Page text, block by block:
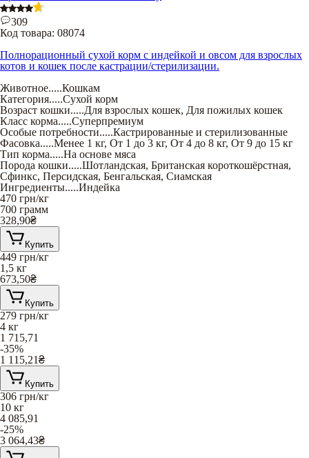
309
Код товара: 08074
Полнорационный сухой корм с индейкой и овсом для взрослых
котов и кошек после кастрации/стерилизации.
Животное.....Кошкам
Категория.....Сухой корм
Возраст кошки.....Для взрослых кошек, Для пожилых кошек
Класс корма.....Суперпремиум
Особые потребности.....Кастрированные и стерилизованные
Фасовка.....Менее 1 кг, От 1 до 3 кг, От 4 до 8 кг, От 9 до 15 кг
Тип корма.....На основе мяса
Порода кошки.....Шотландская, Британская короткошёрстная,
Сфинкс, Персидская, Бенгальская, Сиамская
Ингредиенты.....Индейка
470 грн/кг
700 грамм
328,90₴
Купить
449 грн/кг
1,5 кг
673,50₴
Купить
279 грн/кг
4 кг
1 715,71
-35%
1 115,21₴
Купить
306 грн/кг
10 кг
4 085,91
-25%
3 064,43₴